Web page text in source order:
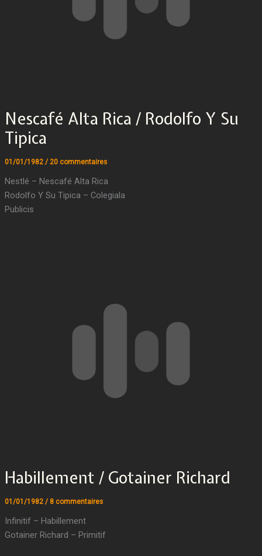
Nescafé Alta Rica / Rodolfo Y Su
Tipica
01/01/1982 / 20 commentaires
Nestlé – Nescafé Alta Rica
Rodolfo Y Su Tipica – Colegiala
Publicis
Habillement / Gotainer Richard
01/01/1982 / 8 commentaires
Infinitif – Habillement
Gotainer Richard – Primitif